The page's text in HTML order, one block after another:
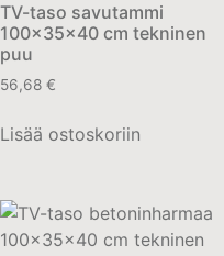
TV-taso savutammi
100x35x40 cm tekninen
puu
56,68 €
Lisää ostoskoriin